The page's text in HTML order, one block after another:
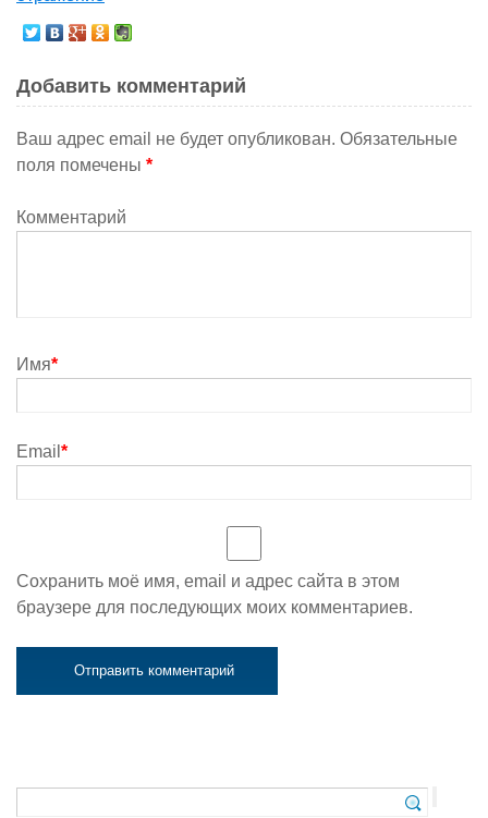
Добавить комментарий
Ваш адрес email не будет опубликован. Обязательные
поля помечены *
Комментарий
Имя*
Email *
Сохранить моё имя, email и адрес сайта в этом
браузере для последующих моих комментариев.